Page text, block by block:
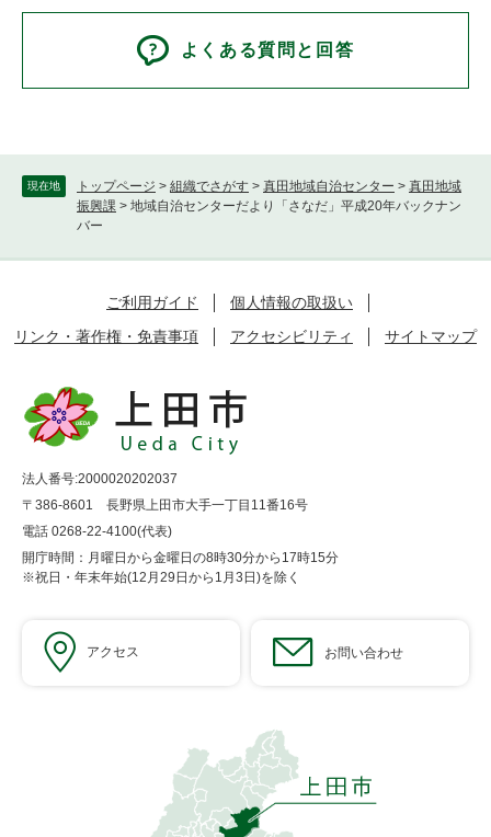
現在地 トップページ > 組織でさがす > 真田地域自治センター > 真田地域
振興課 > 地域自治センターだより「さなだ」平成20年バックナン
バー
よくある質問と回答
ご利用ガイド
個人情報の取扱い
リンク・著作権・免責事項
アクセシビリティ サイトマップ
法人番号:2000020202037
〒386-8601 長野県上田市大手一丁目11番16号
電話 0268-22-4100(代表)
開庁時間：月曜日から金曜日の8時30分から17時15分
※祝日・年末年始(12月29日から1月3日)を除く
アクセス お問い合わせ